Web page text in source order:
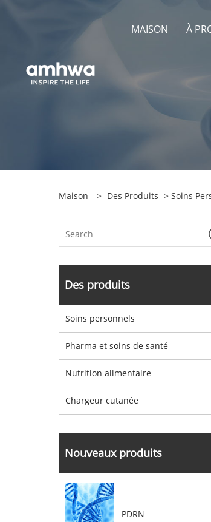
MAISON À
Maison > Des Produits > Soins
Des produits
Soins personnels
Pharma et soins de santé
Nutrition alimentaire
Chargeur cutanée
Nouveaux produits
PDRN